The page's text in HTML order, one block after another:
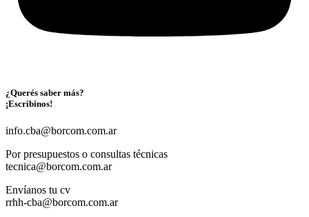
¿Querés saber más?
¡Escribinos!
info.cba@borcom.com.ar
Por presupuestos o consultas técnicas
tecnica@borcom.com.ar
Envíanos tu cv
rrhh-cba@borcom.com.ar